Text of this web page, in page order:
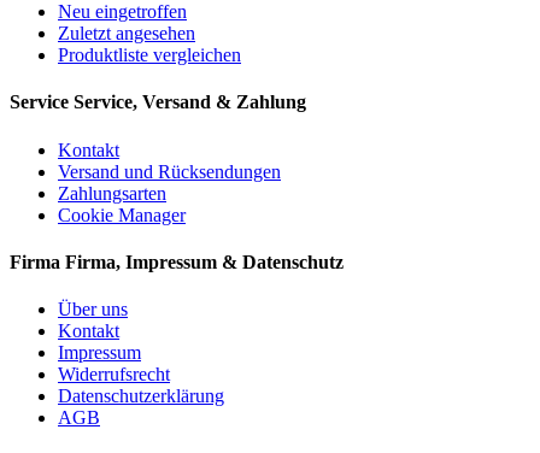
Neu eingetroffen
Zuletzt angesehen
Produktliste vergleichen
Service Service, Versand & Zahlung
Kontakt
Versand und Rücksendungen
Zahlungsarten
Cookie Manager
Firma Firma, Impressum & Datenschutz
Über uns
Kontakt
Impressum
Widerrufsrecht
Datenschutzerklärung
AGB